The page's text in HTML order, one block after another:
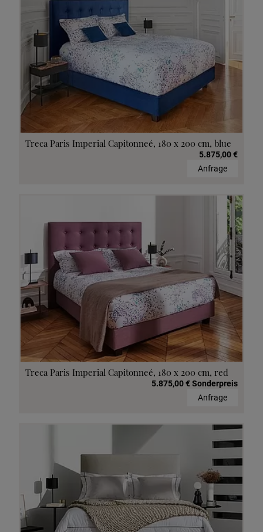
Treca Paris Imperial Capitonneé, 180 x 200 cm, blue
5.875,00 €
Anfrage
Treca Paris Imperial Capitonneé, 180 x 200 cm, red
5.875,00 € Sonderpreis
Anfrage